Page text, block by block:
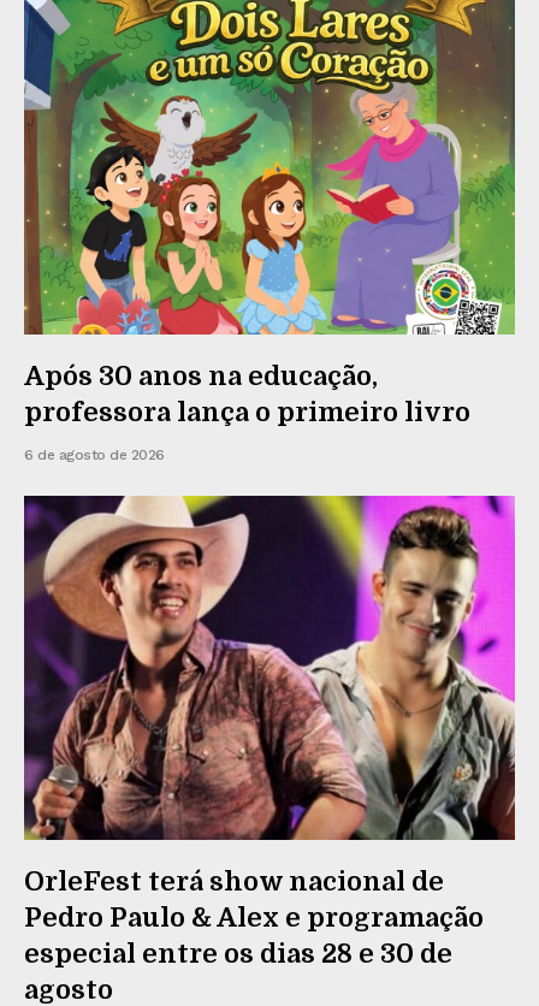
Após 30 anos na educação,
professora lança o primeiro livro
6 de agosto de 2026
OrleFest terá show nacional de
Pedro Paulo & Alex e programação
especial entre os dias 28 e 30 de
agosto